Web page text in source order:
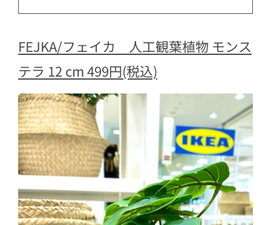
FEJKA/フェイカ 人工観葉植物 モンス
テラ 12 cm 499円(税込)